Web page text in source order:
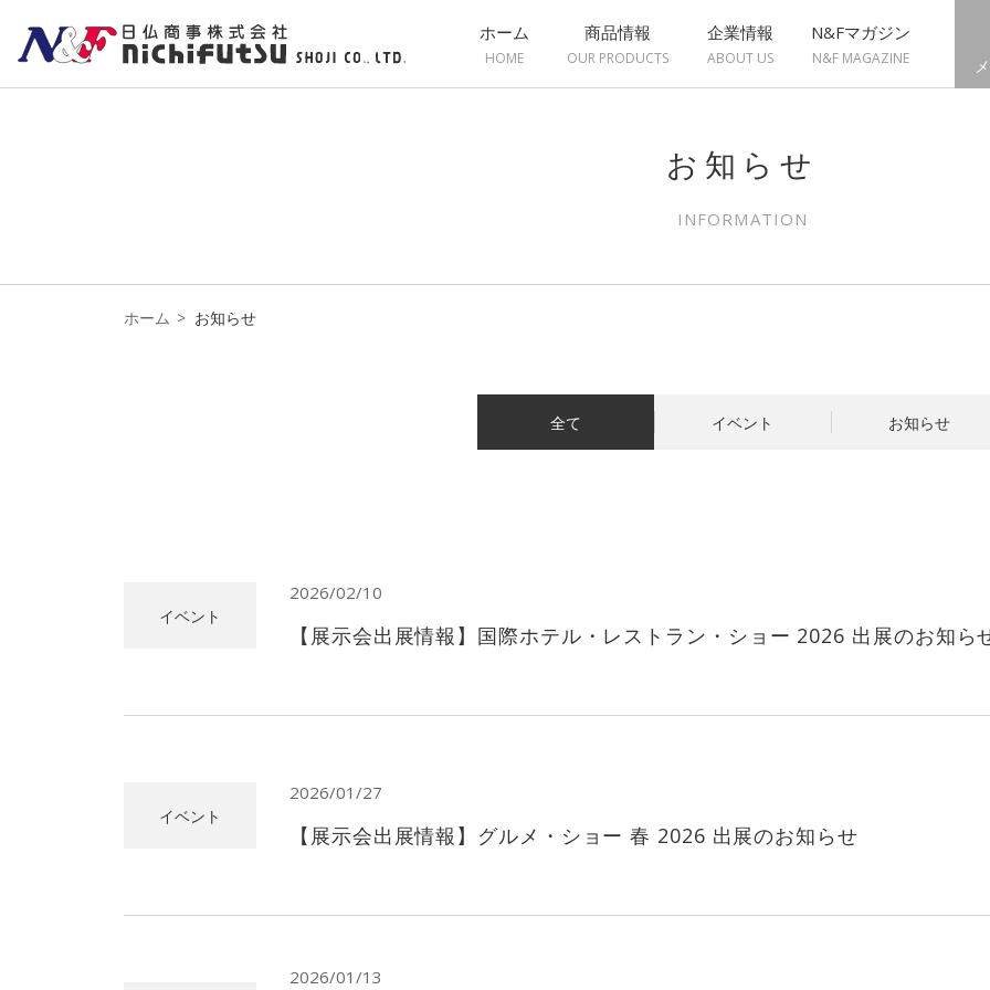
ホーム
HOME
商品情報
OUR PRODUCTS
企業情報
ABOUT US
N&Fマガジン
N&F MAGAZINE
お知らせ
INFORMATION
ホーム お知らせ
全て イベント お知らせ
イベント
2026/02/10
【展示会出展情報】国際ホテル・レストラン・ショー 2026 出展のお知ら
イベント
2026/01/27
【展示会出展情報】グルメ・ショー 春 2026 出展のお知らせ
2026/01/13